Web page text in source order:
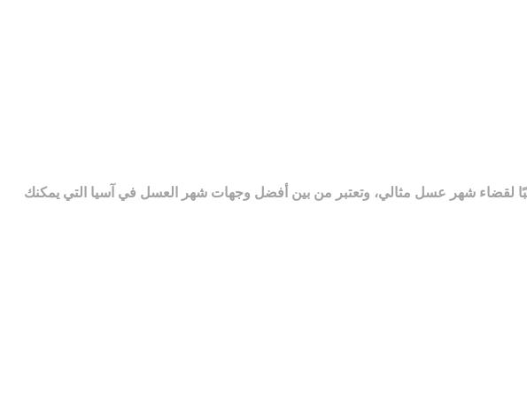
لقضاء شهر عسل مثالي، وتعتبر من بين أفضل وجهات شهر العسل في آسيا التي يمكنك